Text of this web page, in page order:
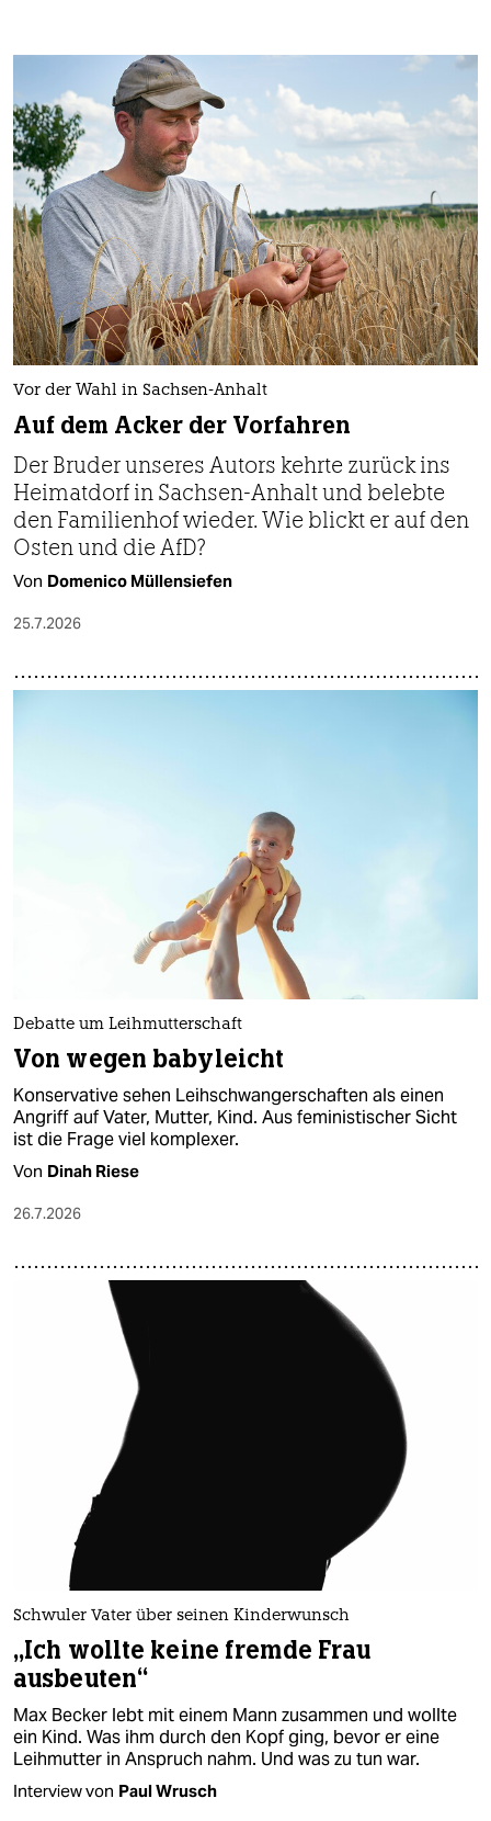
unterstützen
abo
genossenschaft
epaper login
Vor der Wahl in Sachsen-Anhalt
Auf dem Acker der Vorfahren
Der Bruder unseres Autors kehrte zurück ins
Heimatdorf in Sachsen-Anhalt und belebte
den Familienhof wieder. Wie blickt er auf den
Osten und die AfD?
Von Domenico Müllensiefen
25.7.2026
Debatte um Leihmutterschaft
Von wegen babyleicht
Konservative sehen Leihschwangerschaften als einen
Angriff auf Vater, Mutter, Kind. Aus feministischer Sicht
ist die Frage viel komplexer.
Von Dinah Riese
26.7.2026
Schwuler Vater über seinen Kinderwunsch
„Ich wollte keine fremde Frau
ausbeuten“
Max Becker lebt mit einem Mann zusammen und wollte
ein Kind. Was ihm durch den Kopf ging, bevor er eine
Leihmutter in Anspruch nahm. Und was zu tun war.
Interview von Paul Wrusch